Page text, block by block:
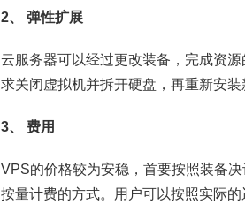
2、 弹性扩展
云服务器可以经过更改装备，完成资
求关闭虚拟机并拆开硬盘，再重新安装
3、 费用
VPS的价格较为安稳，首要按照装备
按量计费的方式。用户可以按照实际